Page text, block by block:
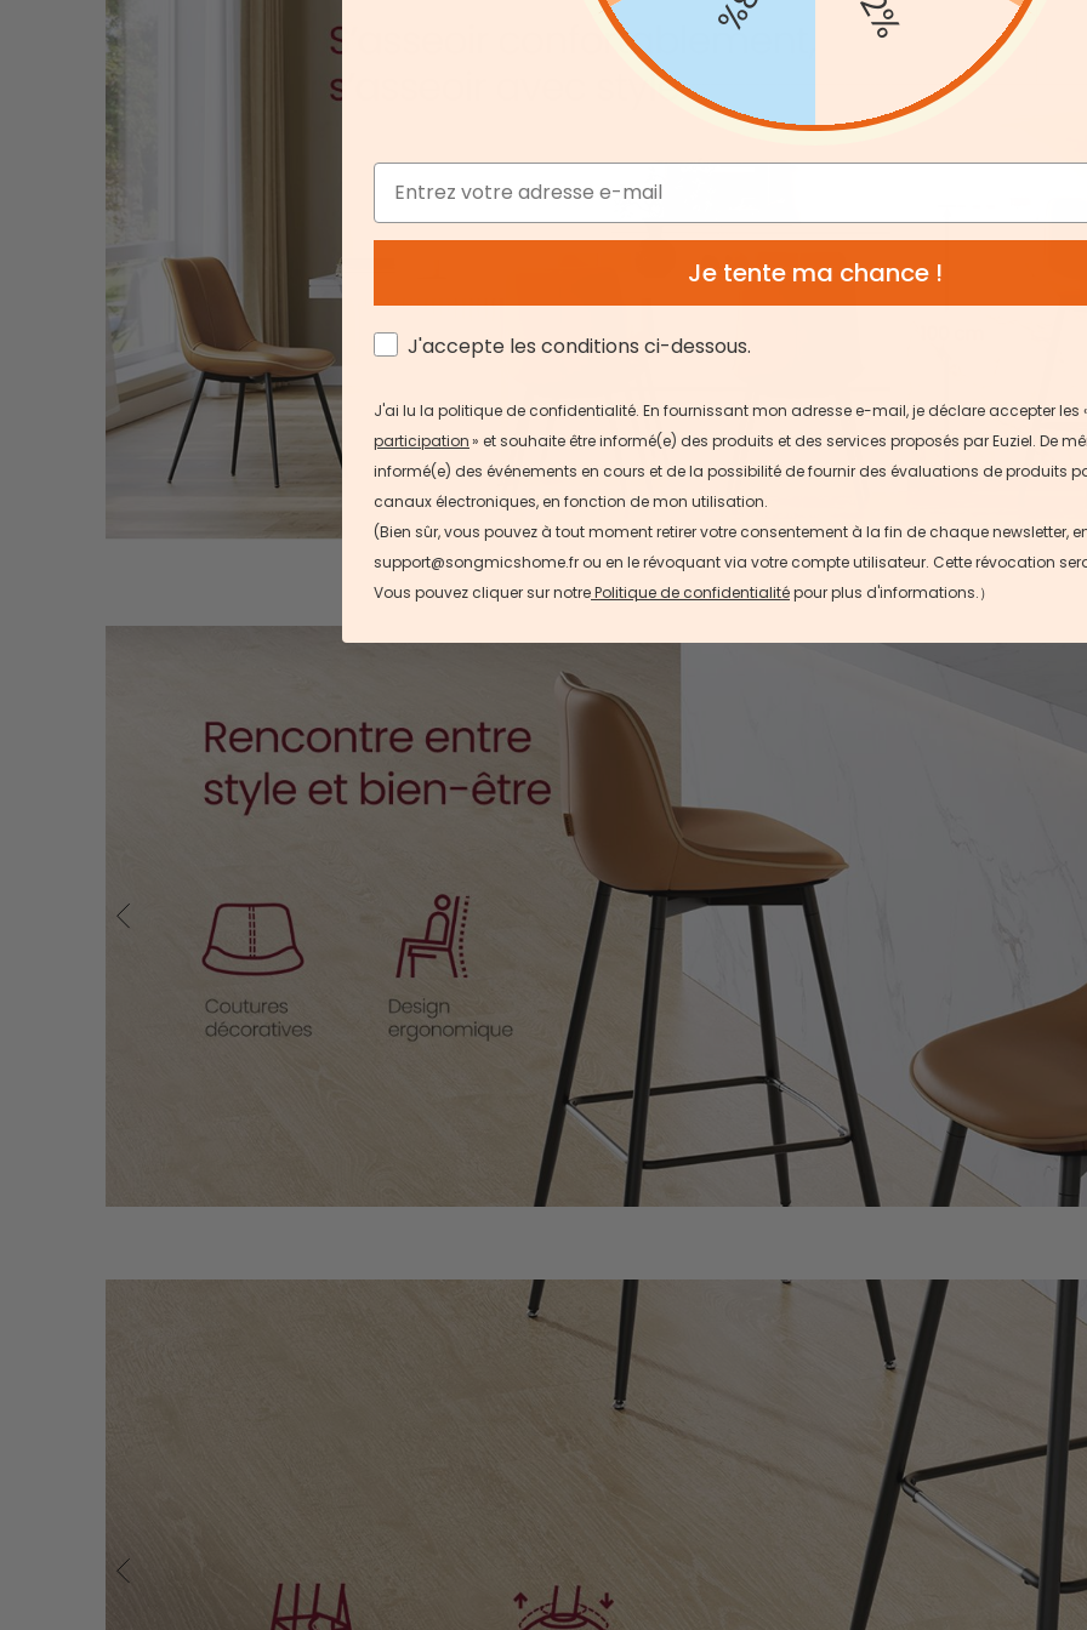
Email
Je tente ma chance !
AGREEJ'accepte les conditions ci-dessous.
J'ai lu la politique de confidentialité. En fournissant mon adresse e-mail, je déclare accepter les
participation» et souhaite être informé(e) des produits et des services proposés par Euziel. De
informé(e) des événements en cours et de la possibilité de fournir des évaluations de produits
canaux électroniques, en fonction de mon utilisation.
(Bien sûr, vous pouvez à tout moment retirer votre consentement à la fin de chaque newsletter,
support@songmicshome.fr ou en le révoquant via votre compte utilisateur. Cette révocation
Vous pouvez cliquer sur notrePolitique de confidentialitépour plus d'informations.）